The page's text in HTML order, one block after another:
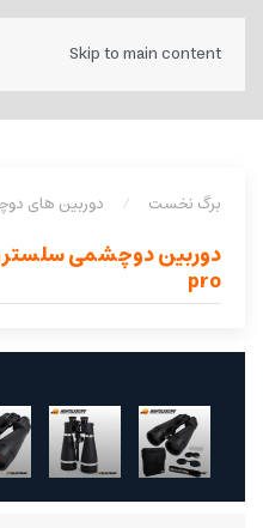
Skip to main content
برگ نخست دوربین های
pro